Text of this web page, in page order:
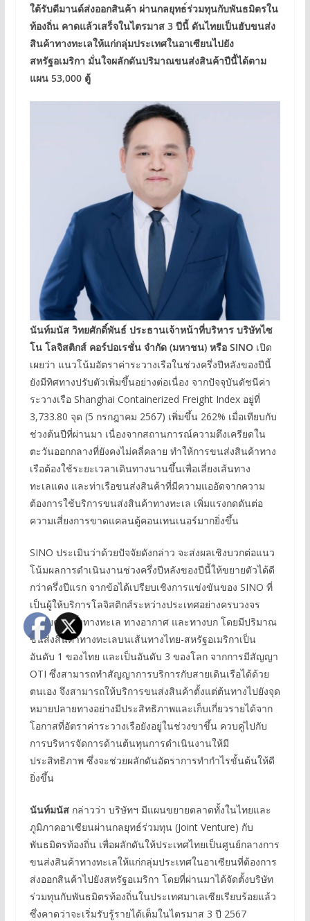
ใต้รับดีมานด์ส่งออกสินค้า ผ่านกลยุทธร่วมทุนกับพันธมิตรใน
ท้องถิ่น คาดแล้วเสร็จในไตรมาส 3 ปีนี้ ดันไทยเป็นฮับขนส่ง
สินค้าทางทะเลให้แก่กลุ่มประเทศในอาเซียนไปยัง
สหรัฐอเมริกา มั่นใจผลักดันปริมาณขนส่งสินค้าปีนี้ได้ตาม
แผน 53,000 ตู้
นันท์มนัส วิทยศักดิ์พันธ์ ประธานเจ้าหน้าที่บริหาร บริษัทไซ
โน โลจิสติกส์ คอร์ปอเรชั่น จำกัด (มหาชน) หรือ SINO เปิด
เผยว่า แนวโน้มอัตราค่าระวางเรือในช่วงครึ่งปีหลังของปีนี้
ยังมีทิศทางปรับตัวเพิ่มขึ้นอย่างต่อเนื่อง จากปัจจุบันดัชนีค่า
ระวางเรือ Shanghai Containerized Freight Index อยู่ที่
3,733.80 จุด (5 กรกฎาคม 2567) เพิ่มขึ้น 262% เมื่อเทียบกับ
ช่วงต้นปีที่ผ่านมา เนื่องจากสถานการณ์ความตึงเครียดใน
ตะวันออกกลางที่ยังคงไม่คลี่คลาย ทำให้การขนส่งสินค้าทาง
เรือต้องใช้ระยะเวลาเดินทางนานขึ้นเพื่อเลี่ยงเส้นทาง
ทะเลแดง และท่าเรือขนส่งสินค้าที่มีความแออัดจากความ
ต้องการใช้บริการขนส่งสินค้าทางทะเล เพิ่มแรงกดดันต่อ
ความเสี่ยงการขาดแคลนตู้คอนเทนเนอร์มากยิ่งขึ้น
SINO ประเมินว่าด้วยปัจจัยดังกล่าว จะส่งผลเชิงบวกต่อแนว
โน้มผลการดำเนินงานช่วงครึ่งปีหลังของปีนี้ให้ขยายตัวได้ดี
กว่าครึ่งปีแรก จากข้อได้เปรียบเชิงการแข่งขันของ SINO ที่
เป็นผู้ให้บริการโลจิสติกส์ระหว่างประเทศอย่างครบวงจร
ครอบคลุมทั้งทางทะเล ทางอากาศ และทางบก โดยมีปริมาณ
ขนส่งสินค้าทางทะเลบนเส้นทางไทย-สหรัฐอเมริกาเป็น
อันดับ 1 ของไทย และเป็นอันดับ 3 ของโลก จากการมีสัญญา
OTI ซึ่งสามารถทำสัญญาการบริการกับสายเดินเรือได้ด้วย
ตนเอง จึงสามารถให้บริการขนส่งสินค้าตั้งแต่ต้นทางไปยังจุด
หมายปลายทางอย่างมีประสิทธิภาพและเก็บเกี่ยวรายได้จาก
โอกาสที่อัตราค่าระวางเรือยังอยู่ในช่วงขาขึ้น ควบคู่ไปกับ
การบริหารจัดการด้านต้นทุนการดำเนินงานให้มี
ประสิทธิภาพ ซึ่งจะช่วยผลักดันอัตราการทำกำไรขั้นต้นให้ดี
ยิ่งขึ้น
นันท์มนัส กล่าวว่า บริษัทฯ มีแผนขยายตลาดทั้งในไทยและ
ภูมิภาคอาเซียนผ่านกลยุทธ์ร่วมทุน (Joint Venture) กับ
พันธมิตรท้องถิ่น เพื่อผลักดันให้ประเทศไทยเป็นศูนย์กลางการ
ขนส่งสินค้าทางทะเลให้แก่กลุ่มประเทศในอาเซียนที่ต้องการ
ส่งออกสินค้าไปยังสหรัฐอเมริกา โดยที่ผ่านมาได้จัดตั้งบริษัท
ร่วมทุนกับพันธมิตรท้องถิ่นในประเทศมาเลเซียเรียบร้อยแล้ว
ซึ่งคาดว่าจะเริ่มรับรู้รายได้เต็มในไตรมาส 3 ปี 2567